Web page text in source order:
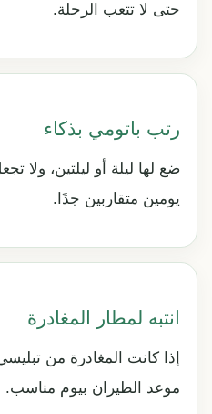
حتى لا تتعب الرحلة.
رتب باتومي بذكاء
ضع لها ليلة أو ليلتين، ولا
يومين متقاربين جدًا.
انتبه لمطار المغادرة
إذا كانت المغادرة من
موعد الطيران بيوم مناسب.